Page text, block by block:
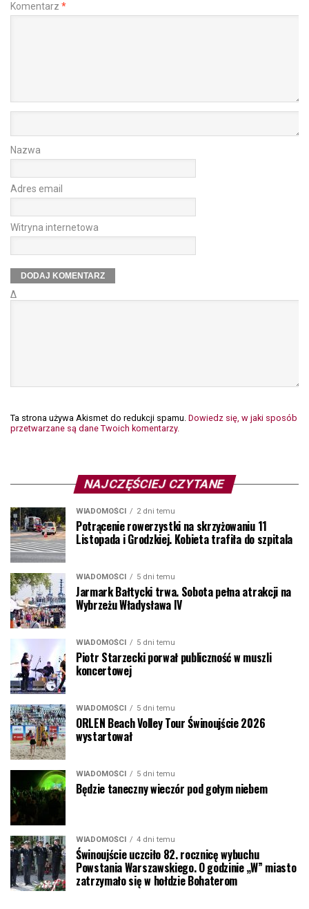
Komentarz *
Nazwa
Adres email
Witryna internetowa
Δ
Ta strona używa Akismet do redukcji spamu. Dowiedz się, w jaki sposób
przetwarzane są dane Twoich komentarzy.
NAJCZĘŚCIEJ CZYTANE
WIADOMOŚCI 2 dni temu
Potrącenie rowerzystki na skrzyżowaniu 11
Listopada i Grodzkiej. Kobieta trafiła do szpitala
WIADOMOŚCI 5 dni temu
Jarmark Bałtycki trwa. Sobota pełna atrakcji na
Wybrzeżu Władysława IV
WIADOMOŚCI 5 dni temu
Piotr Starzecki porwał publiczność w muszli
koncertowej
WIADOMOŚCI 5 dni temu
ORLEN Beach Volley Tour Świnoujście 2026
wystartował
WIADOMOŚCI 5 dni temu
Będzie taneczny wieczór pod gołym niebem
WIADOMOŚCI 4 dni temu
Świnoujście uczciło 82. rocznicę wybuchu
Powstania Warszawskiego. O godzinie „W” miasto
zatrzymało się w hołdzie Bohaterom